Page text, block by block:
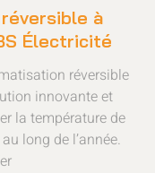
à
Électricité
réversible
innovante et
la température de
long de l’année.